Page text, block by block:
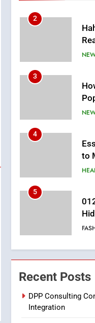
2
3
4
to
5
6
7
Recent Posts
DPP Consulting
Integration